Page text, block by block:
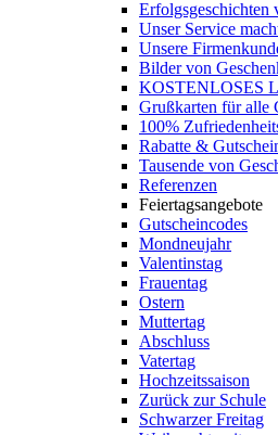
Erfolgsgeschichten
Unser Service
Unsere
Bilder von
KOSTENLOSES
Grußkarten für alle
100%
Rabatte &
Tausende von
Referenzen
Feiertagsangebote
Gutscheincodes
Mondneujahr
Valentinstag
Frauentag
Ostern
Muttertag
Abschluss
Vatertag
Hochzeitssaison
Zurück zur Schule
Schwarzer Freitag